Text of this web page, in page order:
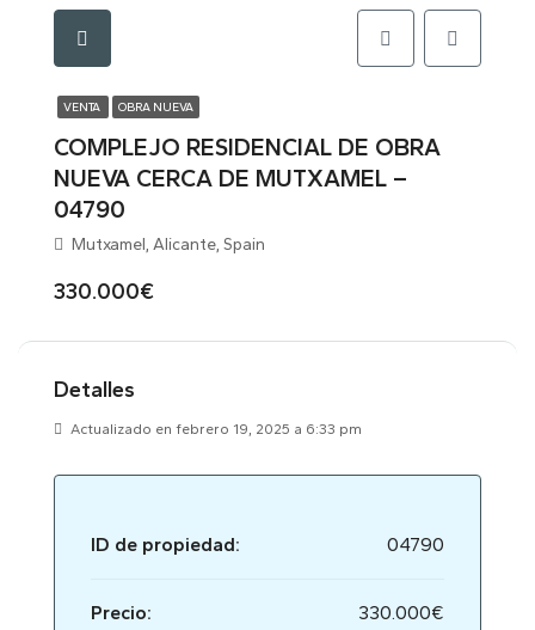
VENTA OBRA NUEVA
COMPLEJO RESIDENCIAL DE OBRA
NUEVA CERCA DE MUTXAMEL –
04790
Mutxamel, Alicante, Spain
330.000€
Detalles
Actualizado en febrero 19, 2025 a 6:33 pm
ID de propiedad: 04790
Precio: 330.000€